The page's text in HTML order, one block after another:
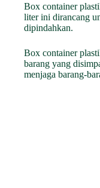
Box container
liter ini dirancang
dipindahkan.
Box container
barang yang
menjaga barang-